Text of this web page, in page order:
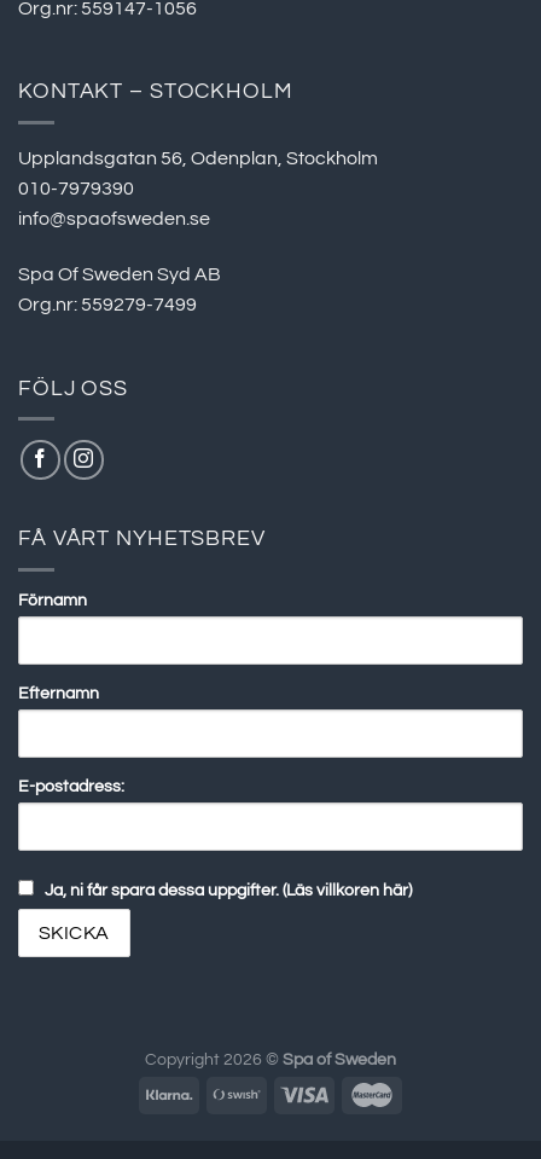
Org.nr: 559147-1056
KONTAKT – STOCKHOLM
Upplandsgatan 56, Odenplan, Stockholm
010-7979390
info@spaofsweden.se
Spa Of Sweden Syd AB
Org.nr: 559279-7499
FÖLJ OSS
FÅ VÅRT NYHETSBREV
Förnamn
Efternamn
E-postadress:
Ja, ni får spara dessa uppgifter. (Läs villkoren här)
Copyright 2026 © Spa of Sweden